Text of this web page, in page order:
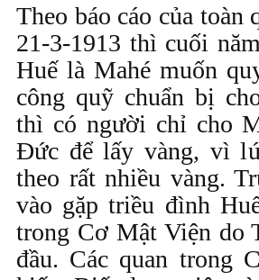
Theo báo cáo của toàn
21-3-1913 thì cuối
Huế là Mahé muốn
công quỹ chuẩn bị
thì có người chỉ cho
Đức để lấy vàng, vì
theo rất nhiều vàng.
vào gặp triều đình
trong Cơ Mật Viện do
đầu. Các quan trong